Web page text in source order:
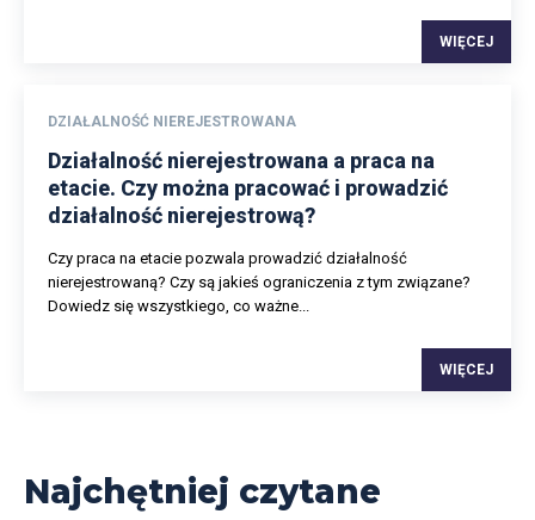
WIĘCEJ
DZIAŁALNOŚĆ NIEREJESTROWANA
Działalność nierejestrowana a praca na
etacie. Czy można pracować i prowadzić
działalność nierejestrową?
Czy praca na etacie pozwala prowadzić działalność
nierejestrowaną? Czy są jakieś ograniczenia z tym związane?
Dowiedz się wszystkiego, co ważne...
WIĘCEJ
Najchętniej czytane